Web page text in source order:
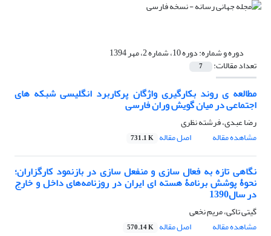
دوره و شماره:دوره 10، شماره 2، مهر 1394
تعداد مقالات: 7
مطالعه ی روند بکارگیری واژگان پرکاربرد انگلیسی شبکه های
اجتماعی در میان گویش وران فارسی
رضا عبدی، فرشته نظری
مشاهده مقاله
اصل مقاله 731.1 K
نگاهی تازه به فعال سازی و منفعل‌ سازی در بازنمود کارگزاران؛
نحوۀ پوشش برنامۀ هسته ای ایران در روزنامه‌های داخل و خارج
در سال1390
گیتی تاکی، مریم نخعی
مشاهده مقاله
اصل مقاله 570.14 K